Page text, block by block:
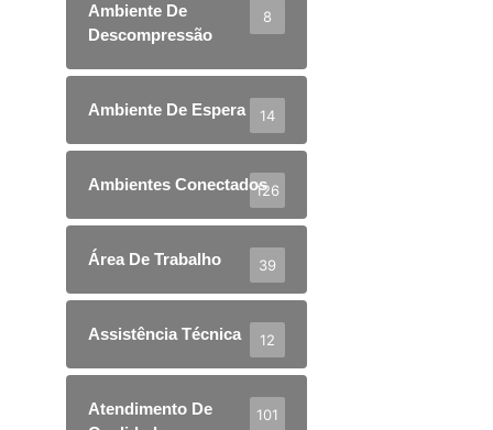
Ambiente De
Descompressão
8
Ambiente De Espera 14
Ambientes Conectados126
Área De Trabalho 39
Assistência Técnica 12
Atendimento De
101